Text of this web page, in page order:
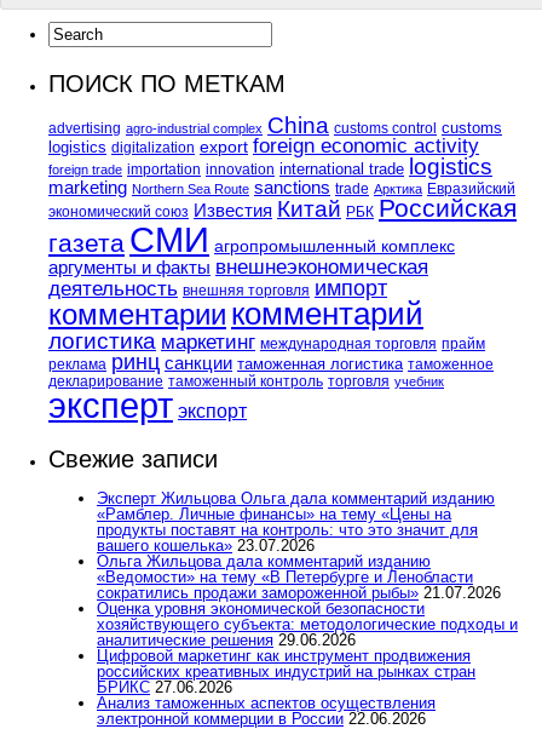
ПОИСК ПО МЕТКАМ
advertising agro-industrial complex China customs control customs
logistics digitalization export foreign economic activity
foreign trade importation innovation international trade logistics
marketing Northern Sea Route sanctions trade Арктика Евразийский
экономический союз Известия Китай РБК Российская
газета СМИ агропромышленный комплекс
аргументы и факты внешнеэкономическая
деятельность внешняя торговля импорт
комментарии комментарий
логистика маркетинг международная торговля прайм
реклама ринц санкции таможенная логистика таможенное
декларирование таможенный контроль торговля учебник
эксперт экспорт
Свежие записи
Эксперт Жильцова Ольга дала комментарий изданию
«Рамблер. Личные финансы» на тему «Цены на
продукты поставят на контроль: что это значит для
вашего кошелька» 23.07.2026
Ольга Жильцова дала комментарий изданию
«Ведомости» на тему «В Петербурге и Ленобласти
сократились продажи замороженной рыбы» 21.07.2026
Оценка уровня экономической безопасности
хозяйствующего субъекта: методологические подходы и
аналитические решения 29.06.2026
Цифровой маркетинг как инструмент продвижения
российских креативных индустрий на рынках стран
БРИКС 27.06.2026
Анализ таможенных аспектов осуществления
электронной коммерции в России 22.06.2026